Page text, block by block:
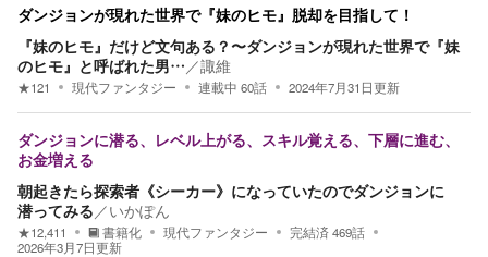
ダンジョンが現れた世界で『妹のヒモ』脱却を目指して！
『妹のヒモ』だけど文句ある？〜ダンジョンが現れた世界で『妹
のヒモ』と呼ばれた男… ／諏維
★121 現代ファンタジー 連載中 60話 2024年7月31日更新
ダンジョンに潜る、レベル上がる、スキル覚える、下層に進む、
お金増える
朝起きたら探索者《シーカー》になっていたのでダンジョンに
潜ってみる ／いかぽん
★12,411 書籍化 現代ファンタジー 完結済 469話
2026年3月7日更新